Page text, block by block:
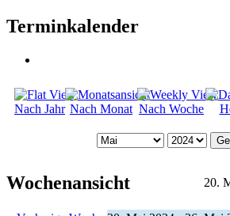
Terminkalender
Nach Jahr Nach Monat Nach Woche
Wochenansicht 20.